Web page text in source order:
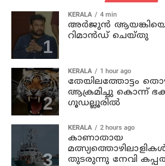
KERALA 4 min
അര്‍ജുന്‍ ആയങ്കിയെ
റിമാൻഡ് ചെയ്തു
KERALA 1 hour ago
തേയിലത്തോട്ടം
ആക്രമിച്ചു കൊന്ന്
ഗൂഡല്ലൂരില്‍
KERALA 2 hours ago
കാണാതായ
തുടരുന്നു നേവി